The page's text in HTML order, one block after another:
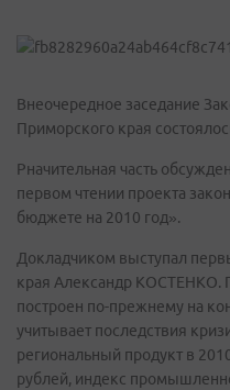
Внеочередное заседание
Приморского края
Pначительная часть
первом чтении проекта
бюджете на 2010 год».
Докладчиком выступал
края Александр КОСТЕНКО.
построен по-прежнему на
учитывает последствия
региональный продукт в
рублей, индекс